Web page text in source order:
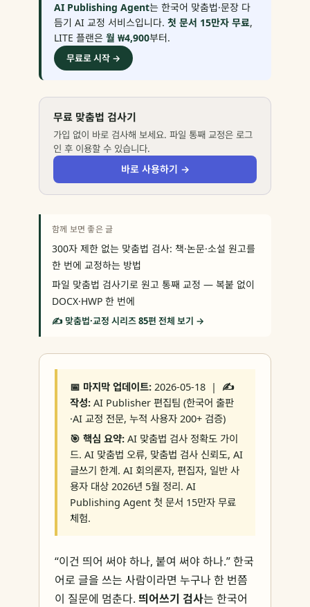
AI Publishing Agent는 한국어 맞춤법·문장 다
듬기 AI 교정 서비스입니다. 첫 문서 15만자 무료,
LITE 플랜은 월 ₩4,900부터.
무료로 시작 →
무료 맞춤법 검사기
가입 없이 바로 검사해 보세요. 파일 통째 교정은 로그
인 후 이용할 수 있습니다.
바로 사용하기 →
함께 보면 좋은 글
300자 제한 없는 맞춤법 검사: 책·논문·소설 원고를
한 번에 교정하는 방법
파일 맞춤법 검사기로 원고 통째 교정 — 복붙 없이
DOCX·HWP 한 번에
✍️ 맞춤법·교정 시리즈 85편 전체 보기 →
📅 마지막 업데이트: 2026-05-18 | ✍️
작성: AI Publisher 편집팀 (한국어 출판
·AI 교정 전문, 누적 사용자 200+ 검증)
🎯 핵심 요약: AI 맞춤법 검사 정확도 가이
드. AI 맞춤법 오류, 맞춤법 검사 신뢰도, AI
글쓰기 한계. AI 회의론자, 편집자, 일반 사
용자 대상 2026년 5월 정리. AI
Publishing Agent 첫 문서 15만자 무료
체험.
“이건 띄어 써야 하나, 붙여 써야 하나.” 한국
어로 글을 쓰는 사람이라면 누구나 한 번쯤
이 질문에 멈춘다. 띄어쓰기 검사는 한국어